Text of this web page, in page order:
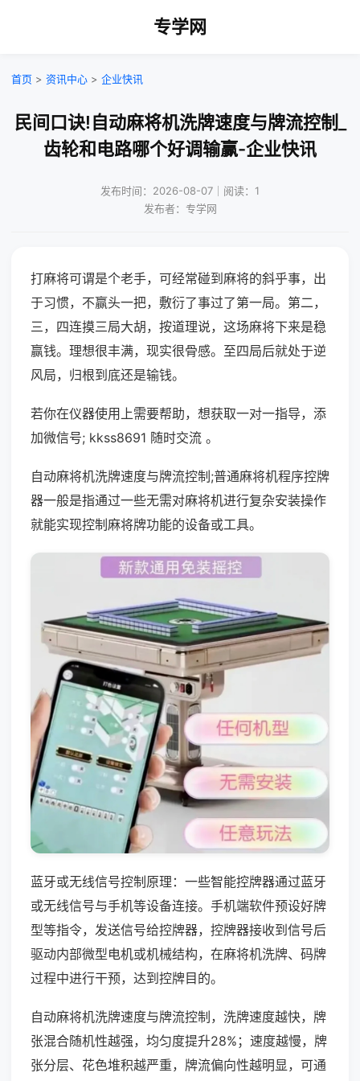
专学网
首页 > 资讯中心 > 企业快讯
民间口诀!自动麻将机洗牌速度与牌流控制_
齿轮和电路哪个好调输赢-企业快讯
发布时间：2026-08-07｜阅读：1
发布者：专学网
打麻将可谓是个老手，可经常碰到麻将的斜乎事，出
于习惯，不赢头一把，敷衍了事过了第一局。第二，
三，四连摸三局大胡，按道理说，这场麻将下来是稳
赢钱。理想很丰满，现实很骨感。至四局后就处于逆
风局，归根到底还是输钱。
若你在仪器使用上需要帮助，想获取一对一指导，添
加微信号; kkss8691 随时交流 。
自动麻将机洗牌速度与牌流控制;普通麻将机程序控牌
器一般是指通过一些无需对麻将机进行复杂安装操作
就能实现控制麻将牌功能的设备或工具。
蓝牙或无线信号控制原理：一些智能控牌器通过蓝牙
或无线信号与手机等设备连接。手机端软件预设好牌
型等指令，发送信号给控牌器，控牌器接收到信号后
驱动内部微型电机或机械结构，在麻将机洗牌、码牌
过程中进行干预，达到控牌目的。
自动麻将机洗牌速度与牌流控制，洗牌速度越快，牌
张混合随机性越强，均匀度提升28%；速度越慢，牌
张分层、花色堆积越严重，牌流偏向性越明显，可通